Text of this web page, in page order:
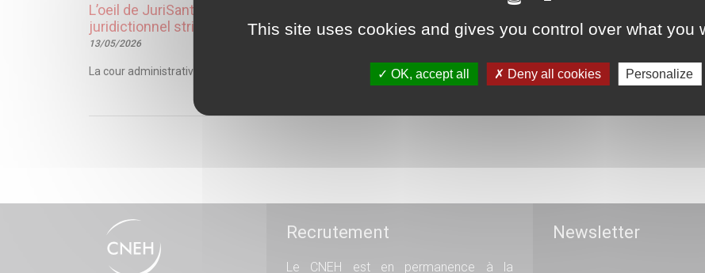
L’oeil de JuriSanté – Suspension conservatoire d’un praticien hospitalier : un pouvoir du directeur
juridictionnel strict
13/05/2026
La cour administrative d’appel (CAA) de Versailles rappelle les conditions strictes encadrant la suspension des...
Recrutement
Le CNEH est en permanence à la
Newsletter
This site uses cookies and gives you control over what you
OK, accept all Deny all cookies Personalize